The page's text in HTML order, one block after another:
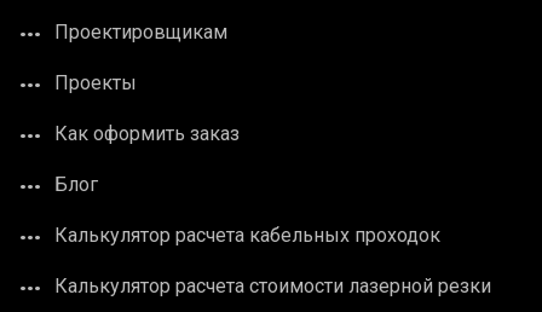
Проектировщикам
Проекты
Как оформить заказ
Блог
Калькулятор расчета кабельных проходок
Калькулятор расчета стоимости лазерной резки